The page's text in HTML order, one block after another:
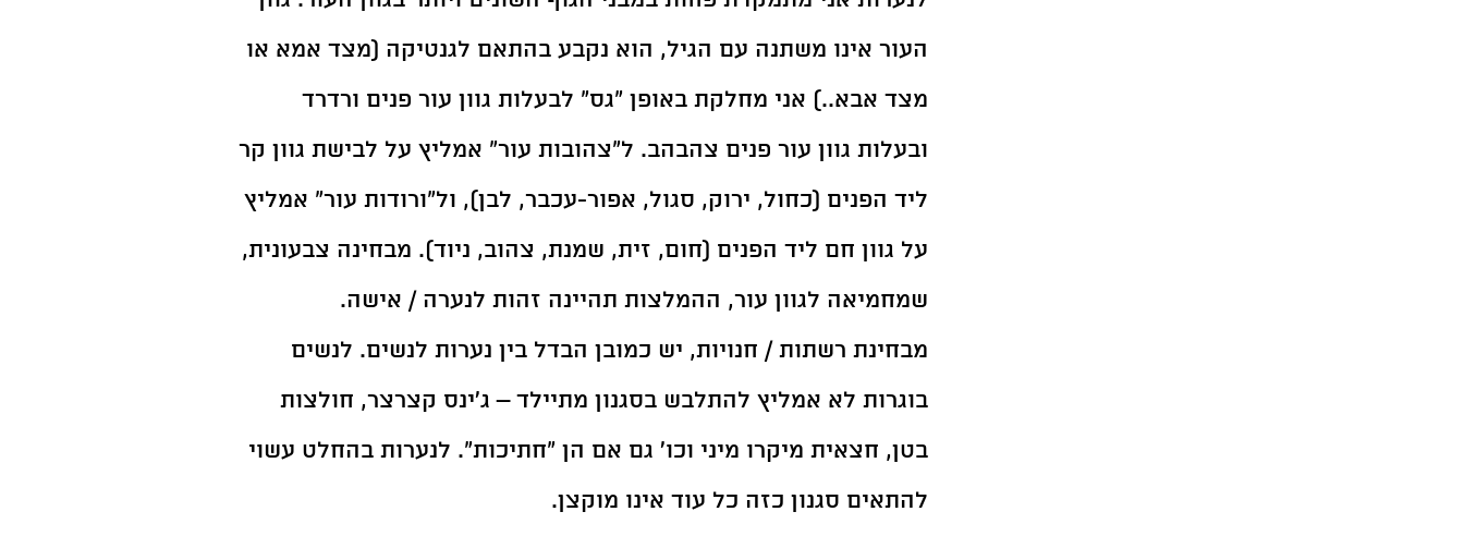
העור אינו משתנה עם הגיל, הוא נקבע בהתאם לגנטיקה (מצד אמא או
מצד אבא..) אני מחלקת באופן "גס" לבעלות גוון עור פנים ורדרד
ובעלות גוון עור פנים צהבהב. ל"צהובות עור" אמליץ על לבישת גוון קר
ליד הפנים (כחול, ירוק, סגול, אפור-עכבר, לבן), ול"ורודות עור" אמליץ
על גוון חם ליד הפנים (חום, זית, שמנת, צהוב, ניוד). מבחינה צבעונית,
שמחמיאה לגוון עור, ההמלצות תהיינה זהות לנערה / אישה.
מבחינת רשתות / חנויות, יש כמובן הבדל בין נערות לנשים. לנשים
בוגרות לא אמליץ להתלבש בסגנון מתיילד – ג'ינס קצרצר, חולצות
בטן, חצאית מיקרו מיני וכו' גם אם הן "חתיכות". לנערות בהחלט עשוי
להתאים סגנון כזה כל עוד אינו מוקצן.